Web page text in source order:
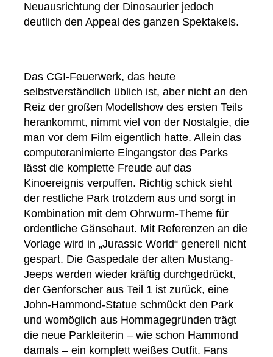
Neuausrichtung der Dinosaurier jedoch
deutlich den Appeal des ganzen Spektakels.
Das CGI-Feuerwerk, das heute
selbstverständlich üblich ist, aber nicht an den
Reiz der großen Modellshow des ersten Teils
herankommt, nimmt viel von der Nostalgie, die
man vor dem Film eigentlich hatte. Allein das
computeranimierte Eingangstor des Parks
lässt die komplette Freude auf das
Kinoereignis verpuffen. Richtig schick sieht
der restliche Park trotzdem aus und sorgt in
Kombination mit dem Ohrwurm-Theme für
ordentliche Gänsehaut. Mit Referenzen an die
Vorlage wird in „Jurassic World“ generell nicht
gespart. Die Gaspedale der alten Mustang-
Jeeps werden wieder kräftig durchgedrückt,
der Genforscher aus Teil 1 ist zurück, eine
John-Hammond-Statue schmückt den Park
und womöglich aus Hommagegründen trägt
die neue Parkleiterin – wie schon Hammond
damals – ein komplett weißes Outfit. Fans